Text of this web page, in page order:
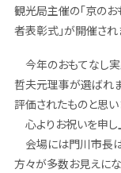
観光局主催の「京の
者表彰式」が開催され
今年のおもてなし
哲夫元理事が選ばれま
評価されたものと思い
心よりお祝いを申し
会場には門川市長
方々が多数お見えにな